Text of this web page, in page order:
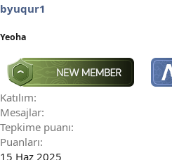
byuqur1
Yeoha
Katılım
Mesajlar
Tepkime puanı
Puanları
15 Haz 2025